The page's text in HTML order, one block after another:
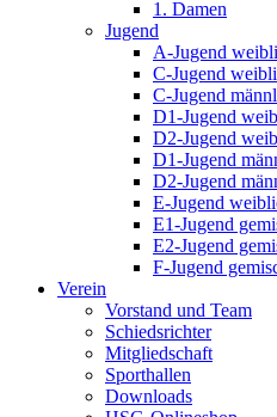
1. Damen
Jugend
A-Jugend
C-Jugend
C-Jugend
D1-Jugend
D2-Jugend
D1-Jugend
D2-Jugend
E-Jugend
E1-Jugend
E2-Jugend
F-Jugend
Verein
Vorstand und Team
Schiedsrichter
Mitgliedschaft
Sporthallen
Downloads